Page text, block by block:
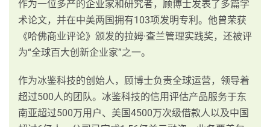
作为一位多产的企业家和研究者，顾博士发表了多篇学
术论文，并在中美两国拥有103项发明专利。他曾荣获
《哈佛商业评论》颁发的拉姆·查兰管理实践奖，还被评
为“全球百大创新企业家”之一。
作为冰鉴科技的创始人，顾博士负责全球运营，领导着
超过500人的团队。冰鉴科技的信用评估产品服务于东
南亚超过500万用户、美国4500万次级借款人以及中国